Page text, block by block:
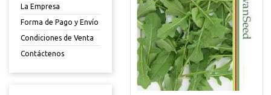
La Empresa
Forma de Pago y Envío
Condiciones de Venta
Contáctenos